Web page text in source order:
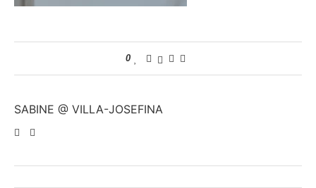
0
SABINE @ VILLA-JOSEFINA